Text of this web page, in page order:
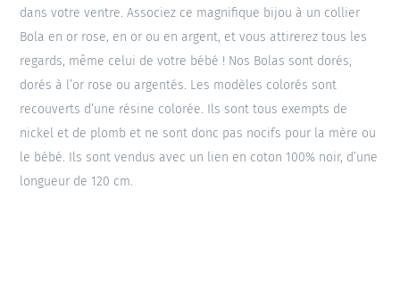
dans votre ventre. Associez ce magnifique bijou à un collier
Bola en or rose, en or ou en argent, et vous attirerez tous les
regards, même celui de votre bébé ! Nos Bolas sont dorés,
dorés à l’or rose ou argentés. Les modèles colorés sont
recouverts d’une résine colorée. Ils sont tous exempts de
nickel et de plomb et ne sont donc pas nocifs pour la mère ou
le bébé. Ils sont vendus avec un lien en coton 100% noir, d’une
longueur de 120 cm.